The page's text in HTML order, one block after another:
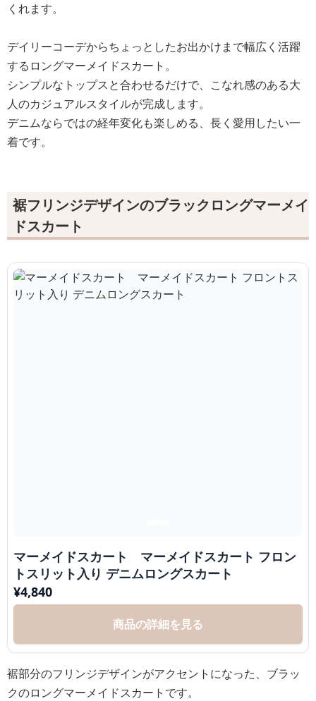
くれます。
デイリーコーデからちょっとしたお出かけまで幅広く活躍
するロングマーメイドスカート。
シンプルなトップスと合わせるだけで、こなれ感のある大
人のカジュアルスタイルが完成します。
デニムならではの経年変化も楽しめる、長く愛用したい一
着です。
裾フリンジデザインのブラックロングマーメイ
ドスカート
マーメイドスカート マーメイドスカート フロン
トスリット入り デニムロングスカート
¥4,840
商品の詳細を見る
裾部分のフリンジデザインがアクセントになった、ブラッ
クのロングマーメイドスカートです。